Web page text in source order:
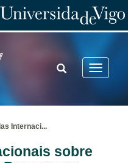
Toggle
TOGGLE
SEARCH
Internaci...
sobre